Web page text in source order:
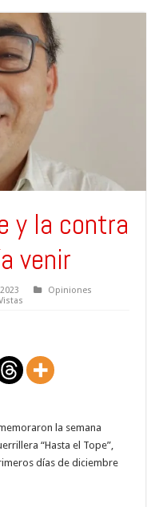
y la contra
venir
Opiniones
la semana
“Hasta el Tope”,
días de diciembre